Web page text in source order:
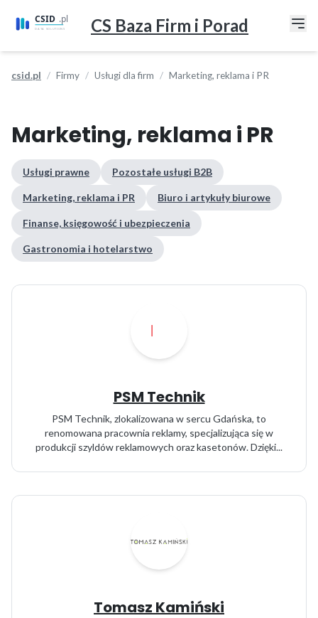
CS Baza Firm i Porad
csid.pl Firmy Usługi dla firm Marketing, reklama i PR
Marketing, reklama i PR
Usługi prawne Pozostałe usługi B2B
Marketing, reklama i PR Biuro i artykuły biurowe
Finanse, księgowość i ubezpieczenia
Gastronomia i hotelarstwo
PSM Technik
PSM Technik, zlokalizowana w sercu Gdańska, to
renomowana pracownia reklamy, specjalizująca się w
produkcji szyldów reklamowych oraz kasetonów. Dzięki...
Tomasz Kamiński